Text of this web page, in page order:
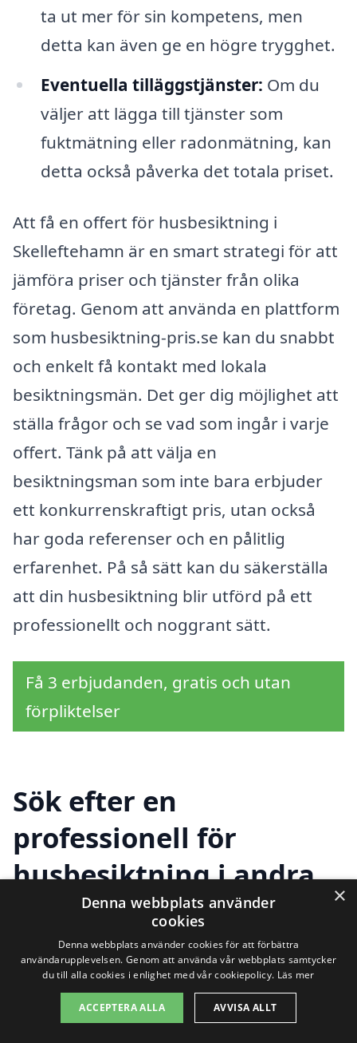
ta ut mer för sin kompetens, men
detta kan även ge en högre trygghet.
Eventuella tilläggstjänster: Om du
väljer att lägga till tjänster som
fuktmätning eller radonmätning, kan
detta också påverka det totala priset.
Att få en offert för husbesiktning i
Skelleftehamn är en smart strategi för att
jämföra priser och tjänster från olika
företag. Genom att använda en plattform
som husbesiktning-pris.se kan du snabbt
och enkelt få kontakt med lokala
besiktningsmän. Det ger dig möjlighet att
ställa frågor och se vad som ingår i varje
offert. Tänk på att välja en
besiktningsman som inte bara erbjuder
ett konkurrenskraftigt pris, utan också
har goda referenser och en pålitlig
erfarenhet. På så sätt kan du säkerställa
att din husbesiktning blir utförd på ett
professionellt och noggrant sätt.
Få 3 erbjudanden, gratis och utan
förpliktelser
Sök efter en
professionell för
husbesiktning i andra
städer nära
Skelleftehamn
Att genomföra en husbesiktning är ett
×
Denna webbplats använder
cookies
Denna webbplats använder cookies för att förbättra
användarupplevelsen. Genom att använda vår webbplats samtycker
du till alla cookies i enlighet med vår cookiepolicy. Läs mer
ACCEPTERA ALLA AVVISA ALLT